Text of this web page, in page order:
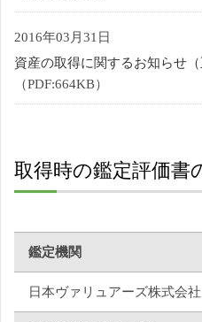
2016年03月31日
資産の取得に関するお知らせ（
（PDF:664KB）
取得時の鑑定評価書
鑑定機関
日本ヴァリュアーズ株式会社